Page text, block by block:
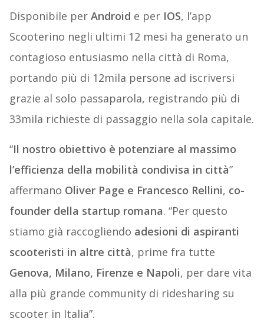
Disponibile per Android e per IOS, l’app
Scooterino negli ultimi 12 mesi ha generato un
contagioso entusiasmo nella città di Roma,
portando più di 12mila persone ad iscriversi
grazie al solo passaparola, registrando più di
33mila richieste di passaggio nella sola capitale.
“Il nostro obiettivo è potenziare al massimo
l’efficienza della mobilità condivisa in città”
affermano Oliver Page e Francesco Rellini, co-
founder della startup romana. “Per questo
stiamo già raccogliendo adesioni di aspiranti
scooteristi in altre città, prime fra tutte
Genova, Milano, Firenze e Napoli, per dare vita
alla più grande community di ridesharing su
scooter in Italia”.